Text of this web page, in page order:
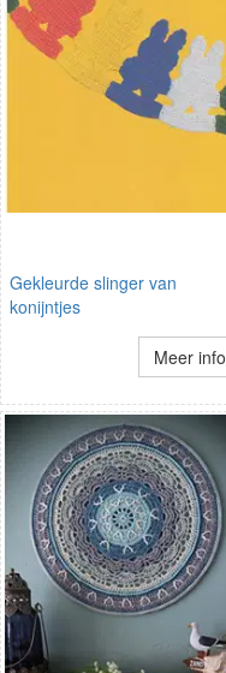
Gekleurde slinger van
konijntjes
Meer info